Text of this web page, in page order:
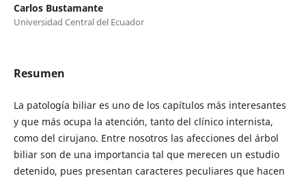
Carlos Bustamante
Universidad Central del Ecuador
Resumen
La patología biliar es uno de los capítulos más interesantes
y que más ocupa la atención, tanto del clínico internista,
como del cirujano. Entre nosotros las afecciones del árbol
biliar son de una importancia tal que merecen un estudio
detenido, pues presentan caracteres peculiares que hacen